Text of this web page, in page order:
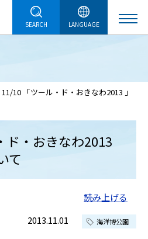
SEARCH LANGUAGE
11/10 「ツール・ド・おきなわ2013 」
ド・おきなわ2013
て
読み上げる
2013.11.01
海洋博公園